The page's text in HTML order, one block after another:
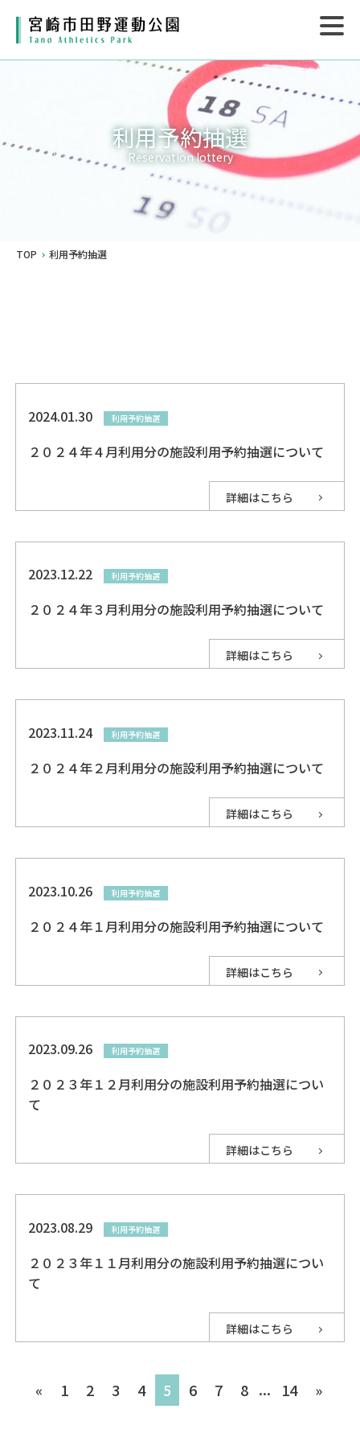
利用予約抽選
Reservation lottery
TOP 利用予約抽選
2024.01.30 利用予約抽選
２０２４年４月利用分の施設利用予約抽選について
詳細はこちら
2023.12.22 利用予約抽選
２０２４年３月利用分の施設利用予約抽選について
詳細はこちら
2023.11.24 利用予約抽選
２０２４年２月利用分の施設利用予約抽選について
詳細はこちら
2023.10.26 利用予約抽選
２０２４年１月利用分の施設利用予約抽選について
詳細はこちら
2023.09.26 利用予約抽選
２０２３年１２月利用分の施設利用予約抽選につい
て
詳細はこちら
2023.08.29 利用予約抽選
２０２３年１１月利用分の施設利用予約抽選につい
て
詳細はこちら
« 1 2 3 4 5 6 7 8 ... 14 »